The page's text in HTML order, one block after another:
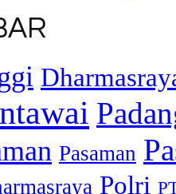
Pasaman
Polri